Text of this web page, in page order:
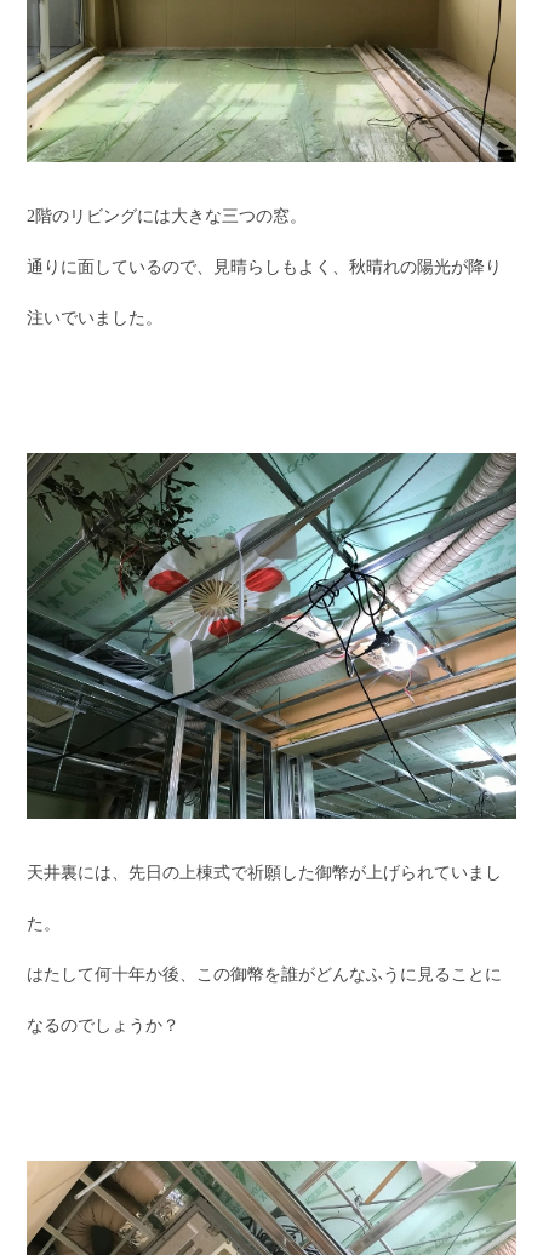
2階のリビングには大きな三つの窓。
通りに面しているので、見晴らしもよく、秋晴れの陽光が降り
注いでいました。
天井裏には、先日の上棟式で祈願した御幣が上げられていまし
た。
はたして何十年か後、この御幣を誰がどんなふうに見ることに
なるのでしょうか？